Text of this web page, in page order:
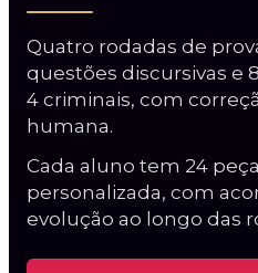
Curso AGU +
2ª Fase PGE/AL
Quatro rodadas de
questões discursivas e
4 criminais, com
humana.
Cada aluno tem 24
personalizada, com
evolução ao longo das